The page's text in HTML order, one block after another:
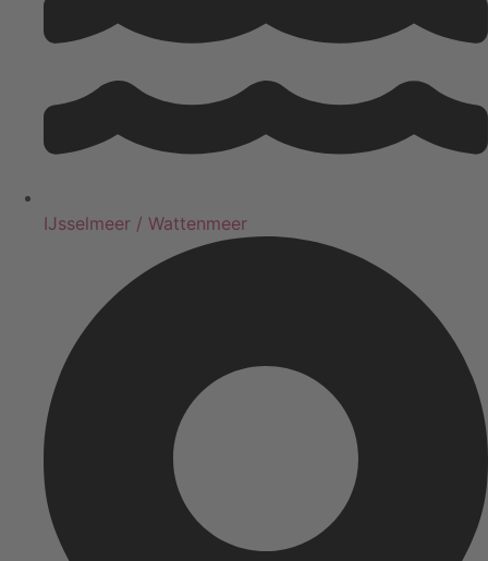
IJsselmeer / Wattenmeer